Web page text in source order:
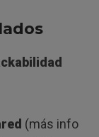
(más info